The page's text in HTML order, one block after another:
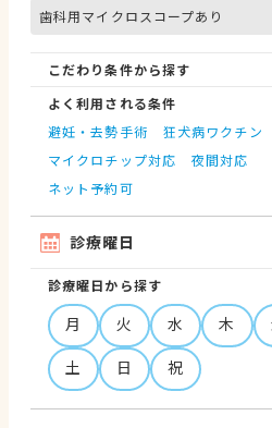
歯科用マイクロスコープあり
こだわり条件から探す
よく利用される条件
避妊・去勢手術
狂犬病ワクチン
マイクロチップ対応
夜間対応
ネット予約可
診療曜日
診療曜日から探す
月 火 水 木
土
日 祝